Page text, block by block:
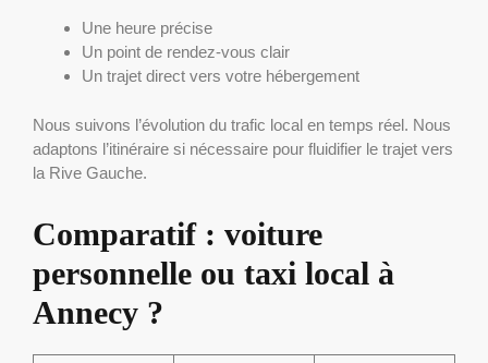
Une heure précise
Un point de rendez-vous clair
Un trajet direct vers votre hébergement
Nous suivons l’évolution du trafic local en temps réel. Nous
adaptons l’itinéraire si nécessaire pour fluidifier le trajet vers
la Rive Gauche.
Comparatif : voiture
personnelle ou taxi local à
Annecy ?